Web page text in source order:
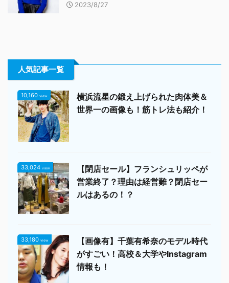
2023/8/27
人気記事一覧
10,160 view
横浜流星の鍛え上げられた肉体美＆
世界一の画像も！筋トレ法も紹介！
33,024 view
【閉店セール】フランシュリッペが
営業終了？理由は経営難？閉店セー
ルはあるの！？
33,180 view
【画像有】千葉有希奈のモデル時代
がすごい！高校＆大学やInstagram
情報も！